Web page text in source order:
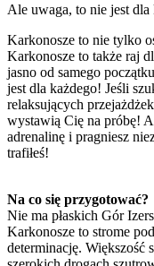
Ale uwaga, to nie jest dla
Karkonosze to nie tylko
Karkonosze to także raj
jasno od samego
jest dla każdego! Jeśli
relaksujących
wystawią Cię na próbę!
adrenalinę i pragniesz
trafiłeś!
Na co się przygotować?
Nie ma płaskich Gór
Karkonosze to strome
determinację. Większość